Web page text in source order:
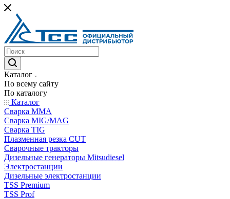
Каталог
По всему сайту
По каталогу
Каталог
Сварка MMA
Сварка MIG/MAG
Сварка TIG
Плазменная резка CUT
Сварочные тракторы
Дизельные генераторы Mitsudiesel
Электростанции
Дизельные электростанции
TSS Premium
TSS Prof